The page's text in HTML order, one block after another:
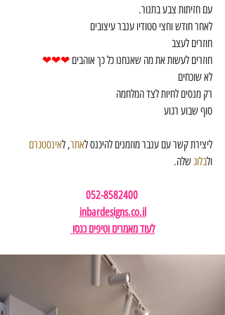
עם חזיתות צבע בתנור.
לאחר חודש וחצי סטודיו ענבר עיצובים
חוזרים לעצב
חוזרים לעשות את מה שאנחנו כל כך אוהבים ❤❤❤
לא שוכחים
רק מנסים לחיות לצד המלחמה
סוף שבוע רגוע
ליצירת קשר עם ענבר מוזמנים להיכנס לאתר, לאינסטגרם
ולבלוג שלה.
052-8582400
inbardesigns.co.il
לעוד מאמרים וטיפים כנסו